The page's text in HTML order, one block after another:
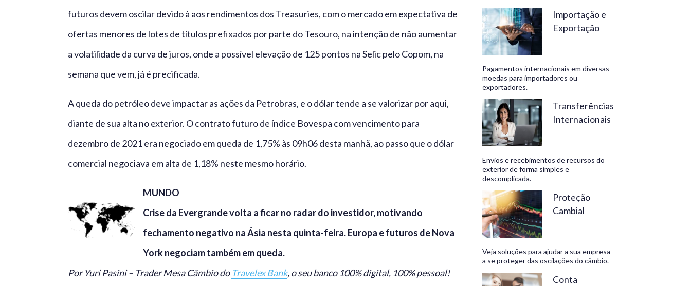
futuros devem oscilar devido à aos rendimentos dos Treasuries, com o mercado em expectativa de
ofertas menores de lotes de títulos prefixados por parte do Tesouro, na intenção de não aumentar
a volatilidade da curva de juros, onde a possível elevação de 125 pontos na Selic pelo Copom, na
semana que vem, já é precificada.
A queda do petróleo deve impactar as ações da Petrobras, e o dólar tende a se valorizar por aqui,
diante de sua alta no exterior. O contrato futuro de índice Bovespa com vencimento para
dezembro de 2021 era negociado em queda de 1,75% às 09h06 desta manhã, ao passo que o dólar
comercial negociava em alta de 1,18% neste mesmo horário.
MUNDO
Crise da Evergrande volta a ficar no radar do investidor, motivando
fechamento negativo na Ásia nesta quinta-feira. Europa e futuros de Nova
York negociam também em queda.
Por Yuri Pasini – Trader Mesa Câmbio do Travelex Bank, o seu banco 100% digital, 100% pessoal!
são nossos
diferenciais.
Bank,
negócios
rentáveis
Importação e
Exportação
Pagamentos internacionais em diversas
moedas para importadores ou
exportadores.
Transferências
Internacionais
Envios e recebimentos de recursos do
exterior de forma simples e
descomplicada.
Proteção
Cambial
Veja soluções para ajudar a sua empresa
a se proteger das oscilações do câmbio.
Conta